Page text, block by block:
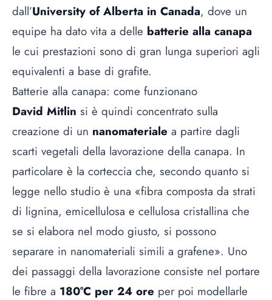
dall’University of Alberta in Canada, dove un
equipe ha dato vita a delle batterie alla canapa
le cui prestazioni sono di gran lunga superiori agli
equivalenti a base di grafite.
Batterie alla canapa: come funzionano
David Mitlin si è quindi concentrato sulla
creazione di un nanomateriale a partire dagli
scarti vegetali della lavorazione della canapa. In
particolare è la corteccia che, secondo quanto si
legge nello studio è una «fibra composta da strati
di lignina, emicellulosa e cellulosa cristallina che
se si elabora nel modo giusto, si possono
separare in nanomateriali simili a grafene». Uno
dei passaggi della lavorazione consiste nel portare
le fibre a 180°C per 24 ore per poi modellarle